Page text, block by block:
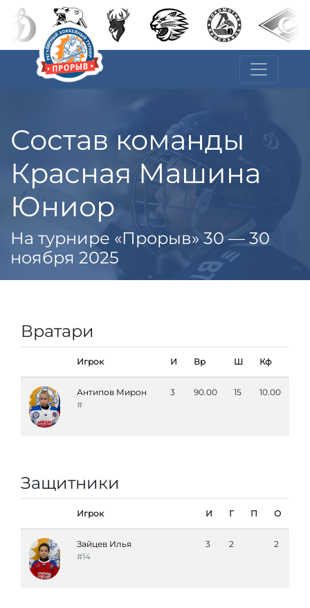
Состав команды
Красная Машина
Юниор
На турнире «Прорыв» 30 — 30
ноября 2025
Вратари
Игрок И Вр Ш Кф
Антипов Мирон
#
3 90.00 15 10.00
Защитники
Игрок И Г П О
Зайцев Илья
#14
3 2 2